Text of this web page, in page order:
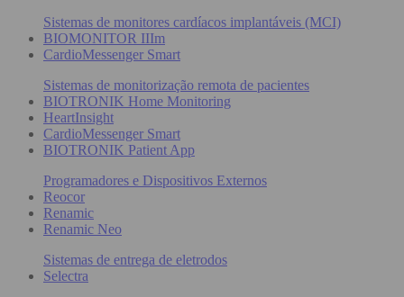
Sistemas de monitores cardíacos implantáveis (MCI)
BIOMONITOR IIIm
CardioMessenger Smart
Sistemas de monitorização remota de pacientes
BIOTRONIK Home Monitoring
HeartInsight
CardioMessenger Smart
BIOTRONIK Patient App
Programadores e Dispositivos Externos
Reocor
Renamic
Renamic Neo
Sistemas de entrega de eletrodos
Selectra